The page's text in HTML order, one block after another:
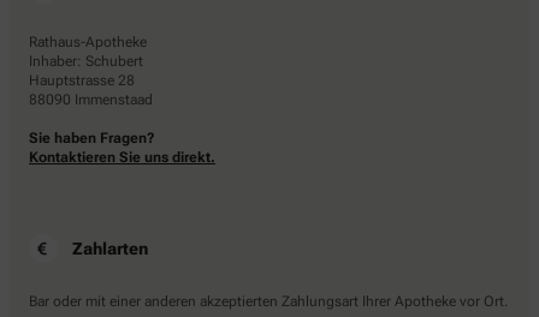
Rathaus-Apotheke
Inhaber: Schubert
Hauptstrasse 28
88090 Immenstaad
Sie haben Fragen?
Kontaktieren Sie uns direkt.
Zahlarten
Bar oder mit einer anderen akzeptierten Zahlungsart Ihrer Apotheke vor Ort.